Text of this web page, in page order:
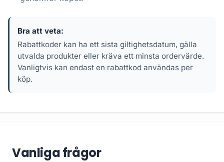
Bra att veta:
Rabattkoder kan ha ett sista giltighetsdatum, gälla
utvalda produkter eller kräva ett minsta ordervärde.
Vanligtvis kan endast en rabattkod användas per
köp.
Vanliga frågor